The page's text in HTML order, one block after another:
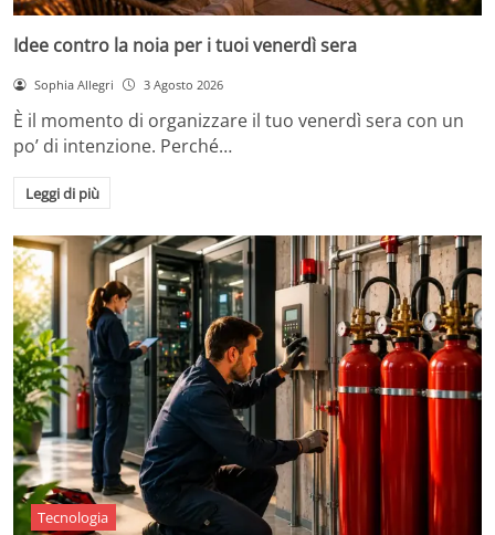
Idee contro la noia per i tuoi venerdì sera
Sophia Allegri 3 Agosto 2026
È il momento di organizzare il tuo venerdì sera con un
po’ di intenzione. Perché…
Leggi di più
Tecnologia